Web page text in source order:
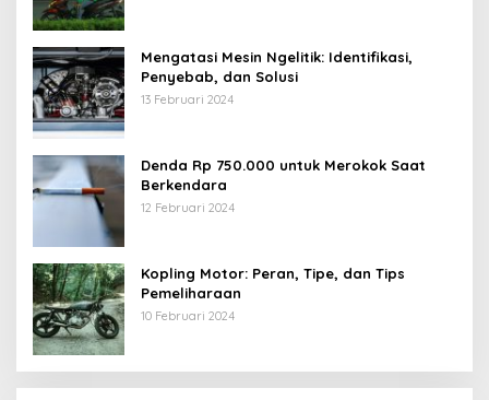
Mengatasi Mesin Ngelitik: Identifikasi,
Penyebab, dan Solusi
13 Februari 2024
Denda Rp 750.000 untuk Merokok Saat
Berkendara
12 Februari 2024
Kopling Motor: Peran, Tipe, dan Tips
Pemeliharaan
10 Februari 2024